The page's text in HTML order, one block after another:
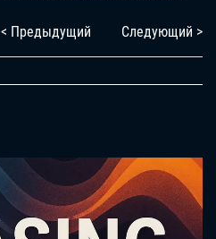
< Предыдущий Следующий >